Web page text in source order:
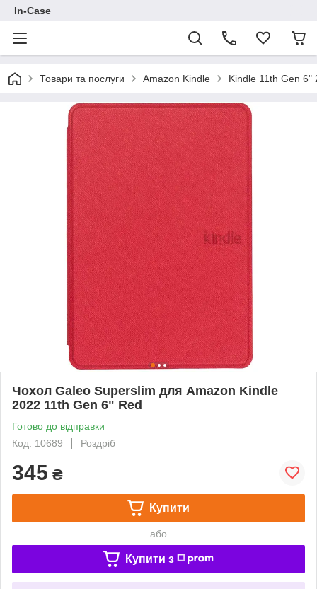
In-Case
Товари та послуги Amazon Kindle Kindle 11th Gen 6"
Чохол Galeo Superslim для Amazon Kindle
2022 11th Gen 6" Red
Готово до відправки
Код: 10689
Роздріб
345 ₴
Купити
або
Купити з